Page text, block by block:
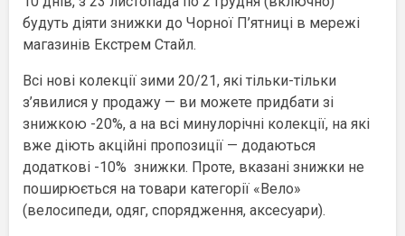
будуть діяти знижки до Чорної П’ятниці в мережі
магазинів Екстрем Стайл.
Всі нові колекції зими 20/21, які тільки-тільки
з’явилися у продажу — ви можете придбати зі
знижкою -20%, а на всі минулорічні колекції, на які
вже діють акційні пропозиції — додаються
додаткові -10% знижки. Проте, вказані знижки не
поширюється на товари категорії «Вело»
(велосипеди, одяг, спорядження, аксесуари).